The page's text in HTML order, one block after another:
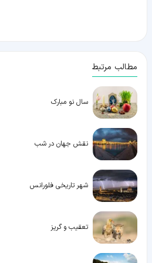
مطالب مرتبط
سال نو مبارک
نقش جهان در شب
شهر تاریخی فلورانس
تعقیب و گریز